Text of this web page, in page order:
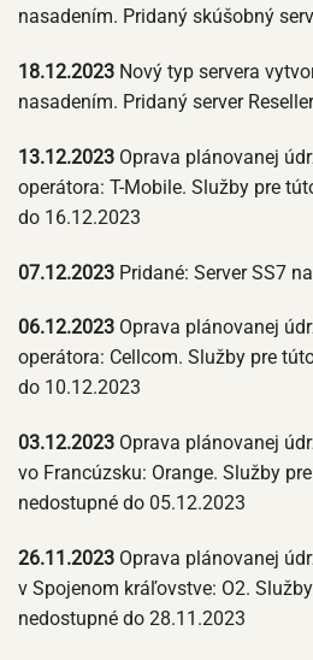
nasadením. Pridaný skúšobný
18.12.2023 Nový typ servera
nasadením. Pridaný server
13.12.2023 Oprava plánovanej
operátora: T-Mobile. Služby pre
do 16.12.2023
07.12.2023 Pridané: Server SS7
06.12.2023 Oprava plánovanej
operátora: Cellcom. Služby pre
do 10.12.2023
03.12.2023 Oprava plánovanej
vo Francúzsku: Orange. Služby
nedostupné do 05.12.2023
26.11.2023 Oprava plánovanej
v Spojenom kráľovstve: O2.
nedostupné do 28.11.2023